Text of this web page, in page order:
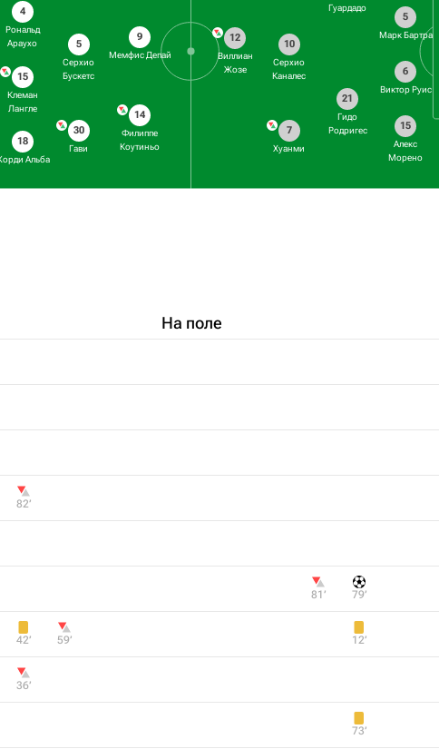
4
Рональд
Араухо
15
Клеман
Лангле
18
Альба
5
Серхио
Бускетс
30
Гави
9
Мемфис Депай
14
Филиппе
Коутиньо
5
Марк Бартра
6
Виктор Руис
15
Алекс
Морено
Гуардадо
21
Гидо
Родригес
10
Серхио
Каналес
7
Хуанми
12
Виллиан
Жозе
На поле
82‎’‎
42‎’‎ 59‎’‎
36‎’‎
79‎’‎
81‎’‎
12‎’‎
73‎’‎